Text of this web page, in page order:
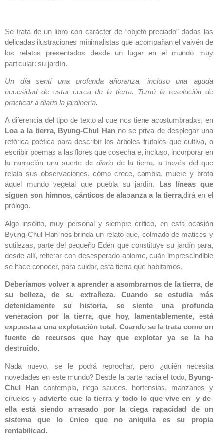
Se trata de un libro con carácter de “objeto preciado” dadas las
delicadas ilustraciones minimalistas que acompañan el vaivén de
los relatos presentados desde un lugar en el mundo muy
particular: su jardín.
Un día sentí una profunda añoranza, incluso una aguda
necesidad de estar cerca de la tierra. Tomé la resolución de
practicar a diario la jardinería.
A diferencia del tipo de texto al que nos tiene acostumbradxs, en
Loa a la tierra, Byung-Chul Hanno se priva de desplegar una
retórica poética para describir los árboles frutales que cultiva, o
escribir poemas a las flores que cosecha e, incluso, incorporar en
la narración una suerte de diario de la tierra, a través del que
relata sus observaciones, cómo crece, cambia, muere y brota
aquel mundo vegetal que puebla su jardín. Las líneas que
siguen son himnos, cánticos de alabanza a la tierra,dirá en el
prólogo.
Algo insólito, muy personal y siempre crítico, en esta ocasión
Byung-Chul Han nos brinda un relato que, colmado de matices y
sutilezas, parte del pequeño Edén que constituye su jardín para,
desde allí, reiterar con desesperado aplomo, cuán imprescindible
se hace conocer, para cuidar, esta tierra que habitamos.
Deberíamos volver a aprender a asombrarnos de la tierra, de
su belleza, de su extrañeza. Cuando se estudia más
detenidamente su historia, se siente una profunda
veneración por la tierra, que hoy, lamentablemente, está
expuesta a una explotación total. Cuando se la trata como un
fuente de recursos que hay que explotar ya se la ha
destruido.
Nada nuevo, se le podrá reprochar, pero ¿quién necesita
novedades en este mundo? Desde la parte hacia el todo, Byung-
Chul Hancontempla, riega sauces, hortensias, manzanos y
ciruelos yadvierte que la tierra y todo lo que vive en -y de-
ella está siendo arrasado por la ciega rapacidad de un
sistema que lo único que no aniquila es su propia
rentabilidad.